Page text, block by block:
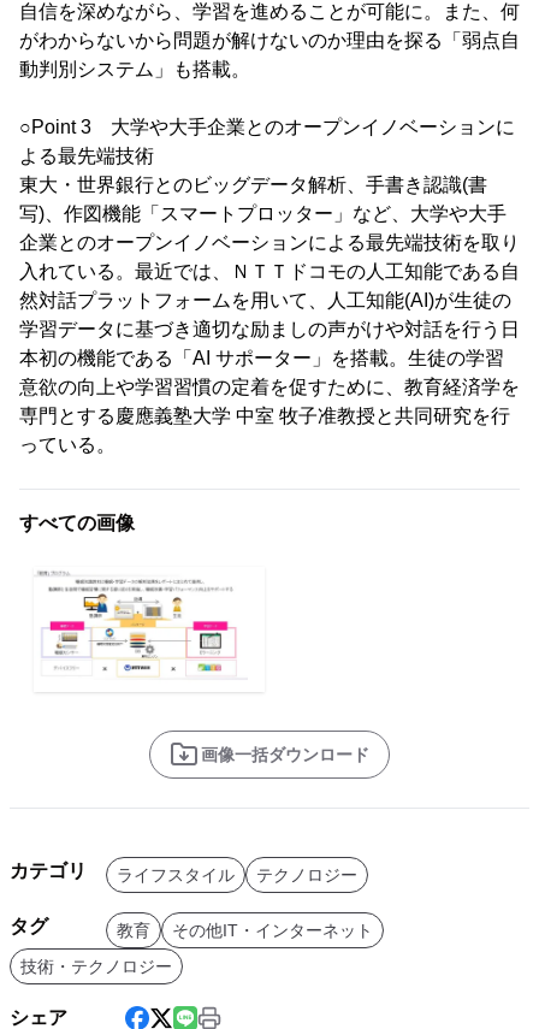
自信を深めながら、学習を進めることが可能に。また、何
がわからないから問題が解けないのか理由を探る「弱点自
動判別システム」も搭載。
○Point 3 大学や大手企業とのオープンイノベーションに
よる最先端技術
東大・世界銀行とのビッグデータ解析、手書き認識(書
写)、作図機能「スマートプロッター」など、大学や大手
企業とのオープンイノベーションによる最先端技術を取り
入れている。最近では、ＮＴＴドコモの人工知能である自
然対話プラットフォームを用いて、人工知能(AI)が生徒の
学習データに基づき適切な励ましの声がけや対話を行う日
本初の機能である「AI サポーター」を搭載。生徒の学習
意欲の向上や学習習慣の定着を促すために、教育経済学を
専門とする慶應義塾大学 中室 牧子准教授と共同研究を行
っている。
すべての画像
画像一括ダウンロード
カテゴリ ライフスタイル テクノロジー
タグ 教育
その他IT・インターネット
技術・テクノロジー
シェア